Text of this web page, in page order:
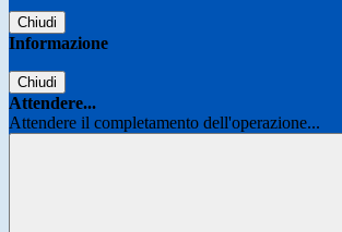
Chiudi
Informazione
Chiudi
Attendere...
Attendere il completamento dell'operazione...